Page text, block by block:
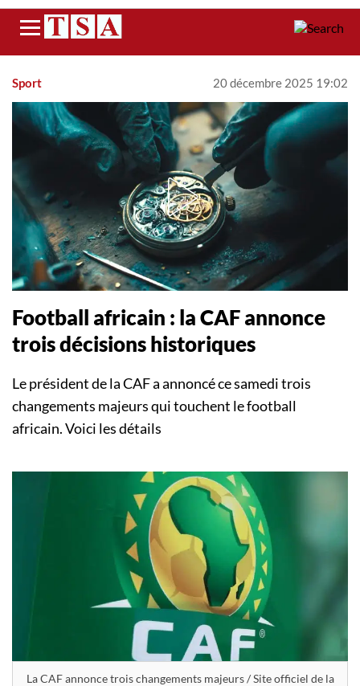
Menu
Sport 20 décembre 2025 19:02
Football africain : la CAF annonce
trois décisions historiques
Le président de la CAF a annoncé ce samedi trois
changements majeurs qui touchent le football
africain. Voici les détails
La CAF annonce trois changements majeurs / Site officiel de la